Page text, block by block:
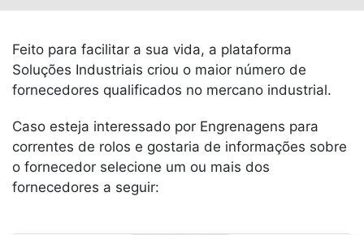
Feito para facilitar a sua vida, a plataforma
Soluções Industriais criou o maior número de
fornecedores qualificados no mercano industrial.
Caso esteja interessado por Engrenagens para
correntes de rolos e gostaria de informações sobre
o fornecedor selecione um ou mais dos
fornecedores a seguir: